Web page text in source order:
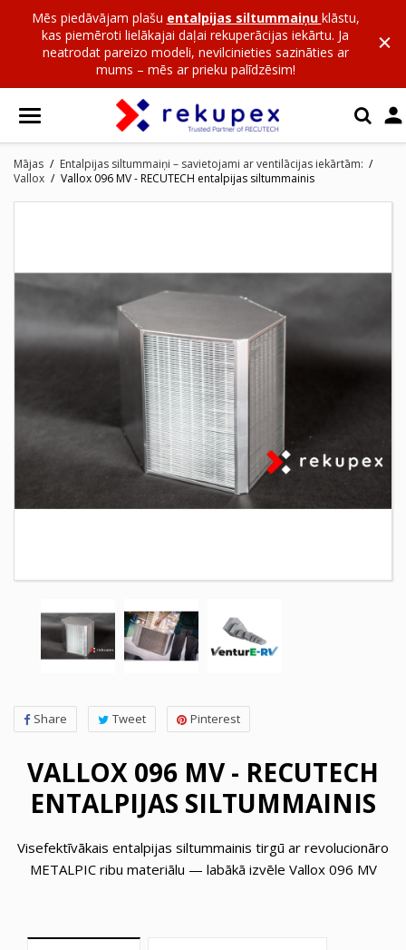
Mēs piedāvājam plašu entalpijas siltummaiņu klāstu,
kas piemēroti lielākajai daļai rekuperācijas iekārtu. Ja
neatrodat pareizo modeli, nevilcinieties sazināties ar
mums – mēs ar prieku palīdzēsim!

Mājas
Entalpijas siltummaiņi – savietojami ar ventilācijas iekārtām:
Vallox
Vallox 096 MV - RECUTECH entalpijas siltummainis
Share Tweet Pinterest
VALLOX 096 MV - RECUTECH
ENTALPIJAS SILTUMMAINIS
Visefektīvākais entalpijas siltummainis tirgū ar revolucionāro
METALPIC ribu materiālu — labākā izvēle Vallox 096 MV